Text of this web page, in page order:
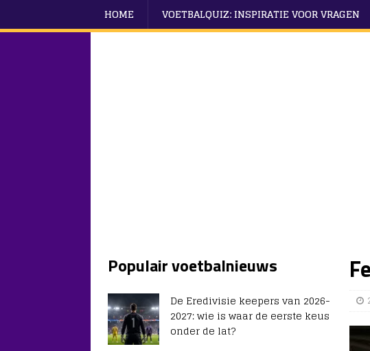
HOME VOETBALQUIZ: INSPIRATIE VOOR VRAGEN
Populair voetbalnieuws
De Eredivisie keepers van 2026-
2027: wie is waar de eerste keus
onder de lat?